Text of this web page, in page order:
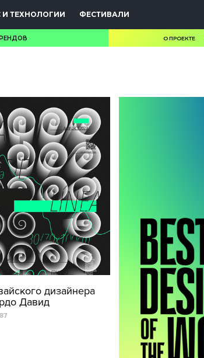
И ТЕХНОЛОГИИ ФЕСТИВАЛИ
О ПРОЕКТЕ
дизайнера
Давид